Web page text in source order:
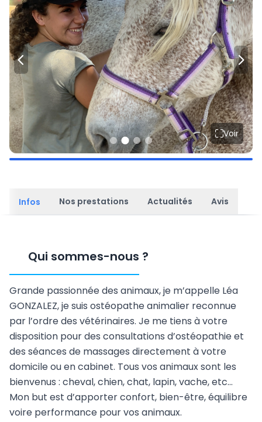
Voir
Infos Nos prestations Actualités Avis
Qui sommes-nous ?
Grande passionnée des animaux, je m’appelle Léa
GONZALEZ, je suis ostéopathe animalier reconnue
par l’ordre des vétérinaires. Je me tiens à votre
disposition pour des consultations d’ostéopathie et
des séances de massages directement à votre
domicile ou en cabinet. Tous vos animaux sont les
bienvenus : cheval, chien, chat, lapin, vache, etc…
Mon but est d’apporter confort, bien-être, équilibre
voire performance pour vos animaux.